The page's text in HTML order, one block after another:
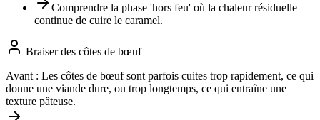
Comprendre la phase 'hors feu' où la chaleur résiduelle
continue de cuire le caramel.
Braiser des côtes de bœuf
Avant : Les côtes de bœuf sont parfois cuites trop rapidement, ce qui
donne une viande dure, ou trop longtemps, ce qui entraîne une
texture pâteuse.